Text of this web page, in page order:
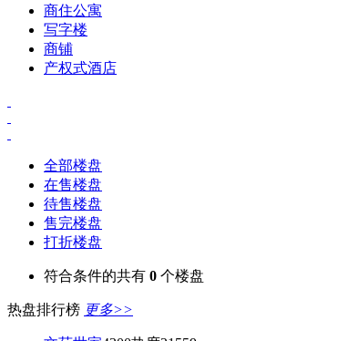
商住公寓
写字楼
商铺
产权式酒店
全部楼盘
在售楼盘
待售楼盘
售完楼盘
打折楼盘
符合条件的共有 0 个楼盘
热盘排行榜 更多>>